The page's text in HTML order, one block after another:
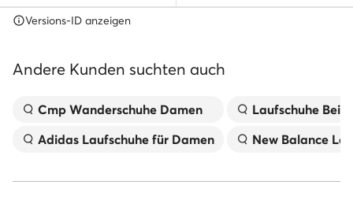
Versions-ID anzeigen
Andere Kunden suchten auch
Cmp Wanderschuhe Damen
Adidas Laufschuhe für Damen
Laufschuhe
New Balance